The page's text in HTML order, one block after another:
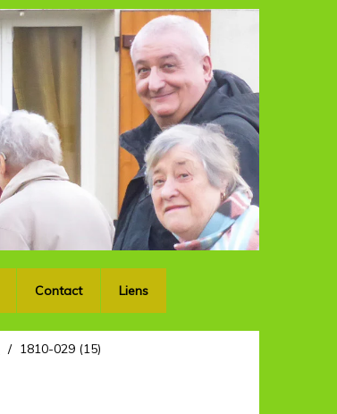
Contact Liens
/ 1810-029 (15)